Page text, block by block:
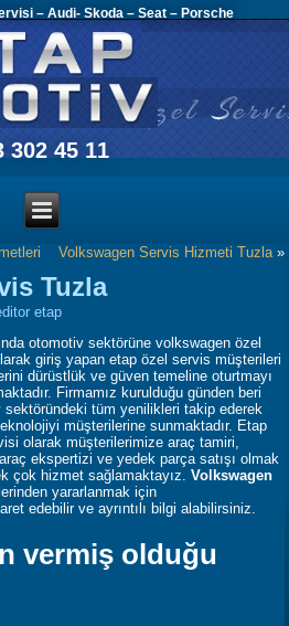
– Audi- Skoda – Seat – Porsche
302 45 11
Volkswagen Servis Hizmeti Tuzla»
Tuzla
etap
otomotiv sektörüne volkswagen özel
giriş yapan etap özel servis müşterileri
dürüstlük ve güven temeline oturtmayı
Firmamız kurulduğu günden beri
sektöründeki tüm yenilikleri takip ederek
müşterilerine sunmaktadır. Etap
olarak müşterilerimize araç tamiri,
araç ekspertizi ve yedek parça satışı olmak
çok hizmet sağlamaktayız.Volkswagen
yararlanmak için
edebilir ve ayrıntılı bilgi alabilirsiniz.
vermiş olduğu